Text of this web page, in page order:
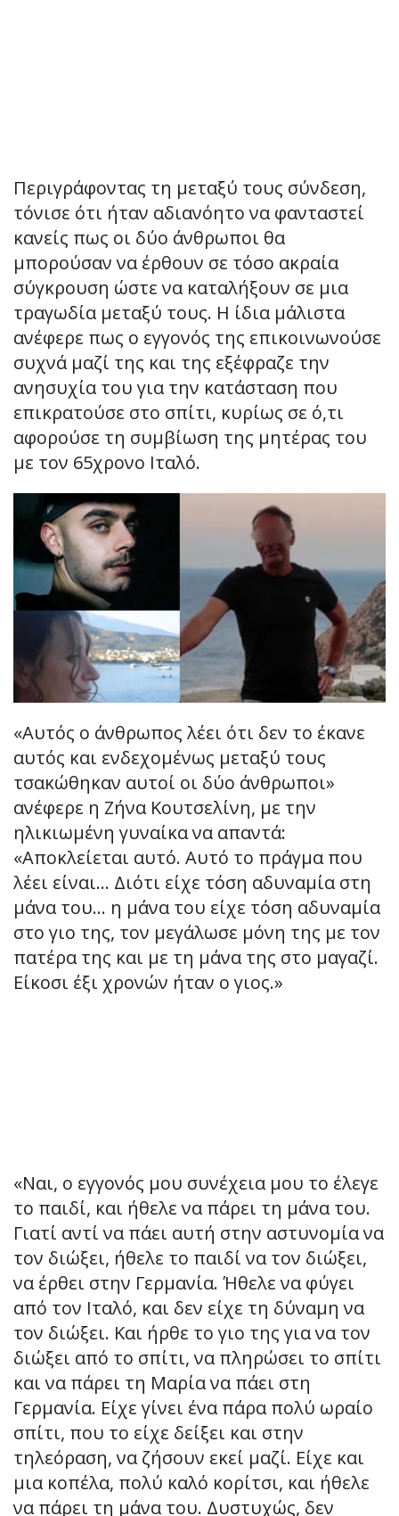
Περιγράφοντας τη μεταξύ τους σύνδεση,
τόνισε ότι ήταν αδιανόητο να φανταστεί
κανείς πως οι δύο άνθρωποι θα
μπορούσαν να έρθουν σε τόσο ακραία
σύγκρουση ώστε να καταλήξουν σε μια
τραγωδία μεταξύ τους. Η ίδια μάλιστα
ανέφερε πως ο εγγονός της επικοινωνούσε
συχνά μαζί της και της εξέφραζε την
ανησυχία του για την κατάσταση που
επικρατούσε στο σπίτι, κυρίως σε ό,τι
αφορούσε τη συμβίωση της μητέρας του
με τον 65χρονο Ιταλό.
«Αυτός ο άνθρωπος λέει ότι δεν το έκανε
αυτός και ενδεχομένως μεταξύ τους
τσακώθηκαν αυτοί οι δύο άνθρωποι»
ανέφερε η Ζήνα Κουτσελίνη, με την
ηλικιωμένη γυναίκα να απαντά:
«Αποκλείεται αυτό. Αυτό το πράγμα που
λέει είναι… Διότι είχε τόση αδυναμία στη
μάνα του… η μάνα του είχε τόση αδυναμία
στο γιο της, τον μεγάλωσε μόνη της με τον
πατέρα της και με τη μάνα της στο μαγαζί.
Είκοσι έξι χρονών ήταν ο γιος.»
«Ναι, ο εγγονός μου συνέχεια μου το έλεγε
το παιδί, και ήθελε να πάρει τη μάνα του.
Γιατί αντί να πάει αυτή στην αστυνομία να
τον διώξει, ήθελε το παιδί να τον διώξει,
να έρθει στην Γερμανία. Ήθελε να φύγει
από τον Ιταλό, και δεν είχε τη δύναμη να
τον διώξει. Και ήρθε το γιο της για να τον
διώξει από το σπίτι, να πληρώσει το σπίτι
και να πάρει τη Μαρία να πάει στη
Γερμανία. Είχε γίνει ένα πάρα πολύ ωραίο
σπίτι, που το είχε δείξει και στην
τηλεόραση, να ζήσουν εκεί μαζί. Είχε και
μια κοπέλα, πολύ καλό κορίτσι, και ήθελε
να πάρει τη μάνα του. Δυστυχώς, δεν